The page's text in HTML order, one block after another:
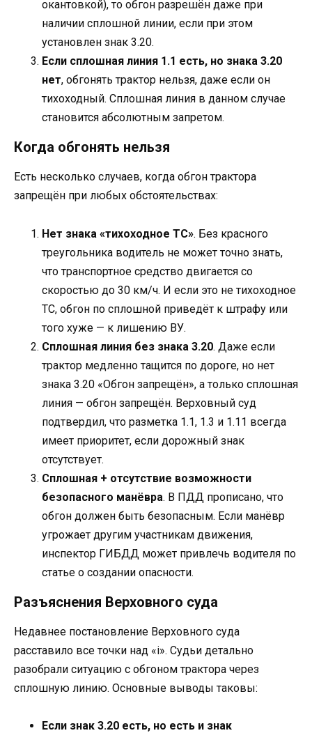
окантовкой), то обгон разрешён даже при
наличии сплошной линии, если при этом
установлен знак 3.20.
Если сплошная линия 1.1 есть, но знака 3.20
нет, обгонять трактор нельзя, даже если он
тихоходный. Сплошная линия в данном случае
становится абсолютным запретом.
Когда обгонять нельзя
Есть несколько случаев, когда обгон трактора
запрещён при любых обстоятельствах:
Нет знака «тихоходное ТС». Без красного
треугольника водитель не может точно знать,
что транспортное средство двигается со
скоростью до 30 км/ч. И если это не тихоходное
ТС, обгон по сплошной приведёт к штрафу или
того хуже — к лишению ВУ.
Сплошная линия без знака 3.20. Даже если
трактор медленно тащится по дороге, но нет
знака 3.20 «Обгон запрещён», а только сплошная
линия — обгон запрещён. Верховный суд
подтвердил, что разметка 1.1, 1.3 и 1.11 всегда
имеет приоритет, если дорожный знак
отсутствует.
Сплошная + отсутствие возможности
безопасного манёвра. В ПДД прописано, что
обгон должен быть безопасным. Если манёвр
угрожает другим участникам движения,
инспектор ГИБДД может привлечь водителя по
статье о создании опасности.
Разъяснения Верховного суда
Недавнее постановление Верховного суда
расставило все точки над «i». Судьи детально
разобрали ситуацию с обгоном трактора через
сплошную линию. Основные выводы таковы:
Если знак 3.20 есть, но есть и знак